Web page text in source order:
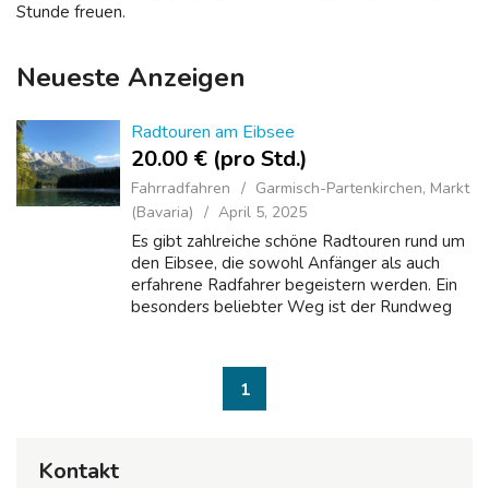
Stunde freuen.
Neueste Anzeigen
Radtouren am Eibsee
20.00 € (pro Std.)
Fahrradfahren
Garmisch-Partenkirchen, Markt
(Bavaria)
April 5, 2025
Es gibt zahlreiche schöne Radtouren rund um
den Eibsee, die sowohl Anfänger als auch
erfahrene Radfahrer begeistern werden. Ein
besonders beliebter Weg ist der Rundweg
1
Kontakt